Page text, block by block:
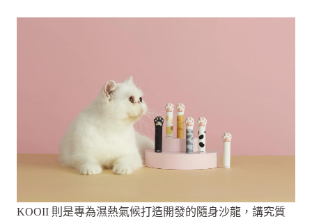
KOOII 則是專為濕熱氣候打造開發的隨身沙龍，講究質